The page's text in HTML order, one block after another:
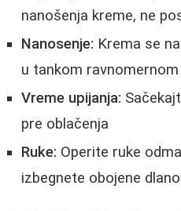
nanošenja kreme, ne
Nanosenje: Krema se
u tankom
Vreme upijanja:
pre oblačenja
Ruke: Operite ruke
izbegnete obojene